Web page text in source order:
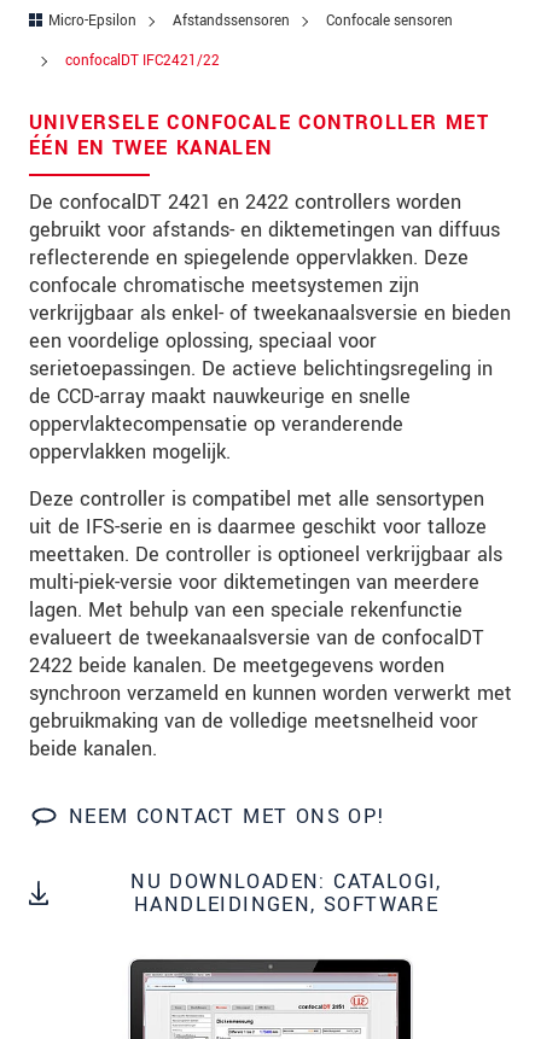
Micro-Epsilon Afstandssensoren
Confocale sensoren
confocalDT IFC2421/22
UNIVERSELE CONFOCALE CONTROLLER MET
ÉÉN EN TWEE KANALEN
De confocalDT 2421 en 2422 controllers worden
gebruikt voor afstands- en diktemetingen van diffuus
reflecterende en spiegelende oppervlakken. Deze
confocale chromatische meetsystemen zijn
verkrijgbaar als enkel- of tweekanaalsversie en bieden
een voordelige oplossing, speciaal voor
serietoepassingen. De actieve belichtingsregeling in
de CCD-array maakt nauwkeurige en snelle
oppervlaktecompensatie op veranderende
oppervlakken mogelijk.
Deze controller is compatibel met alle sensortypen
uit de IFS-serie en is daarmee geschikt voor talloze
meettaken. De controller is optioneel verkrijgbaar als
multi-piek-versie voor diktemetingen van meerdere
lagen. Met behulp van een speciale rekenfunctie
evalueert de tweekanaalsversie van de confocalDT
2422 beide kanalen. De meetgegevens worden
synchroon verzameld en kunnen worden verwerkt met
gebruikmaking van de volledige meetsnelheid voor
beide kanalen.
NEEM CONTACT MET ONS OP!
NU DOWNLOADEN: CATALOGI,
HANDLEIDINGEN, SOFTWARE
Postcode
Land
Telefoon
E-mail *
Bericht*
Houd mij op de hoogte van
productinnovaties via e-mail.
* Verplichte velden
We behandelen uw gegevens vertrouwelijk. Lees
onzePrivacyverklaring.
BERICHT VERZENDEN